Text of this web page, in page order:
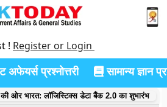
! Register or Login
अफेयर्स प्रश्नोत्तरी सामान्य ज्ञान
की ओर भारत: लॉजिस्टिक्स डेटा बैंक 2.0 का शुभारंभ